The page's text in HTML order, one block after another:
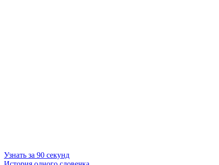
Узнать за 90 секунд